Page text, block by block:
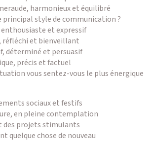
harmonieux et équilibré
principal style de communication ?
enthousiaste et expressif
réfléchi et bienveillant
déterminé et persuasif
précis et factuel
vous sentez-vous le plus énergique
sociaux et festifs
en pleine contemplation
des projets stimulants
quelque chose de nouveau